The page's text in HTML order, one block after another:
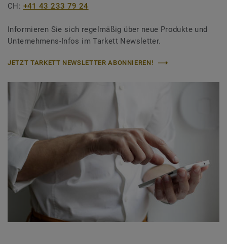
CH: +41 43 233 79 24
Informieren Sie sich regelmäßig über neue Produkte und
Unternehmens-Infos im Tarkett Newsletter.
JETZT TARKETT NEWSLETTER ABONNIEREN!